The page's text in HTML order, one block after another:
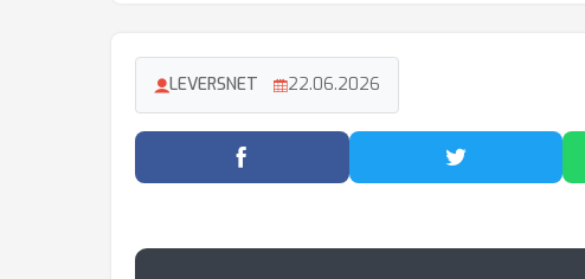
LEVERSNET 22.06.2026
Facebook'ta Paylaş Twitter'da